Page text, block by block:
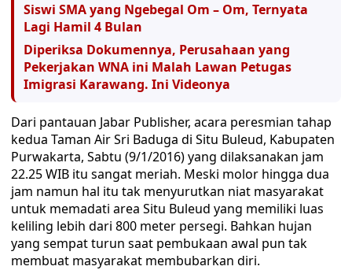
Siswi SMA yang Ngebegal Om – Om, Ternyata
Lagi Hamil 4 Bulan
Diperiksa Dokumennya, Perusahaan yang
Pekerjakan WNA ini Malah Lawan Petugas
Imigrasi Karawang. Ini Videonya
Dari pantauan Jabar Publisher, acara peresmian tahap
kedua Taman Air Sri Baduga di Situ Buleud, Kabupaten
Purwakarta, Sabtu (9/1/2016) yang dilaksanakan jam
22.25 WIB itu sangat meriah. Meski molor hingga dua
jam namun hal itu tak menyurutkan niat masyarakat
untuk memadati area Situ Buleud yang memiliki luas
keliling lebih dari 800 meter persegi. Bahkan hujan
yang sempat turun saat pembukaan awal pun tak
membuat masyarakat membubarkan diri.